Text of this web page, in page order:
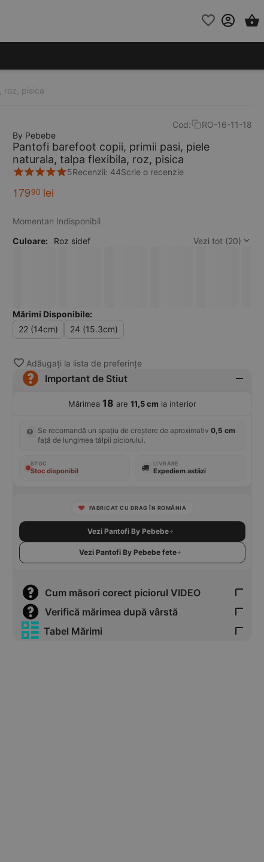
roz, pisica
Cod:
RO-16-11-18
By Pebebe
Pantofi barefoot copii, primii pasi, piele
naturala, talpa flexibila, roz, pisica
5Recenzii: 44Scrie o recenzie
17990 lei
Momentan Indisponibil
Culoare:
Roz sidef Vezi tot (20)
Mărimi Disponibile:
22 (14cm)
24 (15.3cm)
Adăugați la lista de preferințe
Important de Stiut
Mărimea 18 are 11,5 cm la interior
Se recomandă un spațiu de creștere de aproximativ 0,5 cm
față de lungimea tălpii piciorului.
STOC
Stoc disponibil
LIVRARE
Expediem astăzi
FABRICAT CU DRAG ÎN ROMÂNIA
Vezi Pantofi By Pebebe
Vezi Pantofi By Pebebe fete
Cum măsori corect piciorul VIDEO
Verifică mărimea după vârstă
Tabel Mărimi